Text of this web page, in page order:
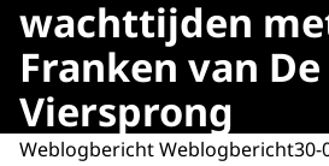
wachttijden
Franken van De
Viersprong
Weblogbericht Weblogbericht30-